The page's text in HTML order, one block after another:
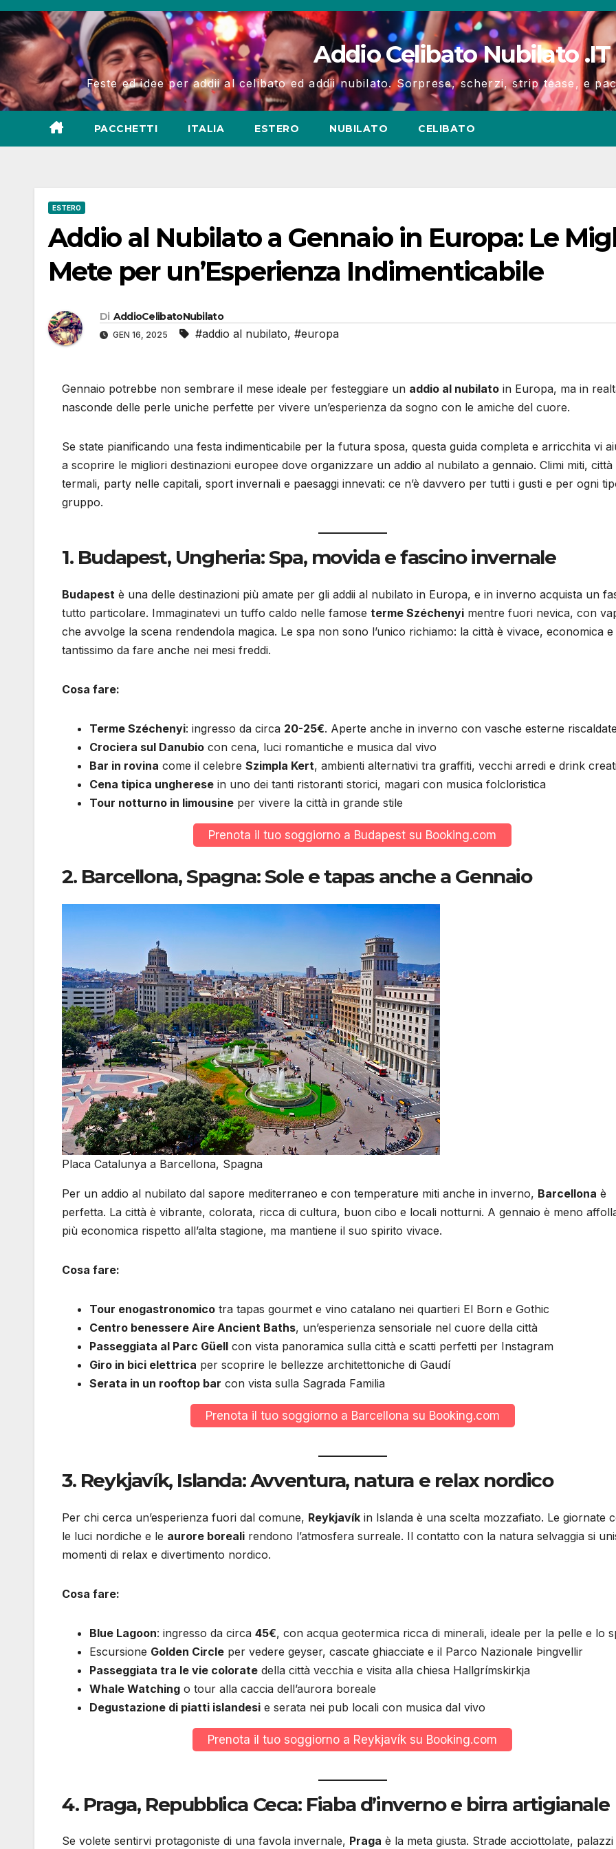
Salta
al
contenuto
Addio Celibato Nubilato .IT
Feste ed idee per addii al celibato ed addii nubilato. Sorprese, scherzi, strip tease, e
PACCHETTI ITALIA ESTERO NUBILATO CELIBATO
ESTERO
Addio al Nubilato a Gennaio in Europa: Le
Mete per un’Esperienza Indimenticabile
Di AddioCelibatoNubilato
GEN 16, 2025 #addio al nubilato, #europa
Gennaio potrebbe non sembrare il mese ideale per festeggiare un addio al nubilato in Europa, ma in
nasconde delle perle uniche perfette per vivere un’esperienza da sogno con le amiche del cuore.
Se state pianificando una festa indimenticabile per la futura sposa, questa guida completa e arricchita vi
a scoprire le migliori destinazioni europee dove organizzare un addio al nubilato a gennaio. Climi miti, città
termali, party nelle capitali, sport invernali e paesaggi innevati: ce n’è davvero per tutti i gusti e per ogni
gruppo.
1. Budapest, Ungheria: Spa, movida e fascino invernale
Budapest è una delle destinazioni più amate per gli addii al nubilato in Europa, e in inverno acquista un
tutto particolare. Immaginatevi un tuffo caldo nelle famose terme Széchenyi mentre fuori nevica, con
che avvolge la scena rendendola magica. Le spa non sono l’unico richiamo: la città è vivace, economica
tantissimo da fare anche nei mesi freddi.
Cosa fare:
Terme Széchenyi: ingresso da circa 20-25€. Aperte anche in inverno con vasche esterne riscaldate
Crociera sul Danubio con cena, luci romantiche e musica dal vivo
Bar in rovina come il celebre Szimpla Kert, ambienti alternativi tra graffiti, vecchi arredi e drink
Cena tipica ungherese in uno dei tanti ristoranti storici, magari con musica folcloristica
Tour notturno in limousine per vivere la città in grande stile
Prenota il tuo soggiorno a Budapest su Booking.com
2. Barcellona, Spagna: Sole e tapas anche a Gennaio
Placa Catalunya a Barcellona, Spagna
Per un addio al nubilato dal sapore mediterraneo e con temperature miti anche in inverno, Barcellona è
perfetta. La città è vibrante, colorata, ricca di cultura, buon cibo e locali notturni. A gennaio è meno
più economica rispetto all’alta stagione, ma mantiene il suo spirito vivace.
Cosa fare:
Tour enogastronomico tra tapas gourmet e vino catalano nei quartieri El Born e Gothic
Centro benessere Aire Ancient Baths, un’esperienza sensoriale nel cuore della città
Passeggiata al Parc Güell con vista panoramica sulla città e scatti perfetti per Instagram
Giro in bici elettrica per scoprire le bellezze architettoniche di Gaudí
Serata in un rooftop bar con vista sulla Sagrada Familia
Prenota il tuo soggiorno a Barcellona su Booking.com
3. Reykjavík, Islanda: Avventura, natura e relax nordico
Per chi cerca un’esperienza fuori dal comune, Reykjavík in Islanda è una scelta mozzafiato. Le giornate
le luci nordiche e le aurore boreali rendono l’atmosfera surreale. Il contatto con la natura selvaggia si
momenti di relax e divertimento nordico.
Cosa fare:
Blue Lagoon: ingresso da circa 45€, con acqua geotermica ricca di minerali, ideale per la pelle e lo
Escursione Golden Circle per vedere geyser, cascate ghiacciate e il Parco Nazionale Þingvellir
Passeggiata tra le vie colorate della città vecchia e visita alla chiesa Hallgrímskirkja
Whale Watching o tour alla caccia dell’aurora boreale
Degustazione di piatti islandesi e serata nei pub locali con musica dal vivo
Prenota il tuo soggiorno a Reykjavík su Booking.com
4. Praga, Repubblica Ceca: Fiaba d’inverno e birra artigianale
Se volete sentirvi protagoniste di una favola invernale, Praga è la meta giusta. Strade acciottolate, palazzi